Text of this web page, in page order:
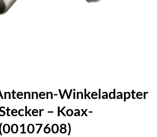
Winkeladapter
– Koax-